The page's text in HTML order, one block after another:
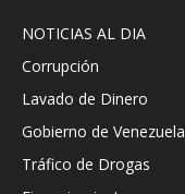
NOTICIAS AL DIA
Corrupción
Lavado de Dinero
Gobierno de Venezuela
Tráfico de Drogas